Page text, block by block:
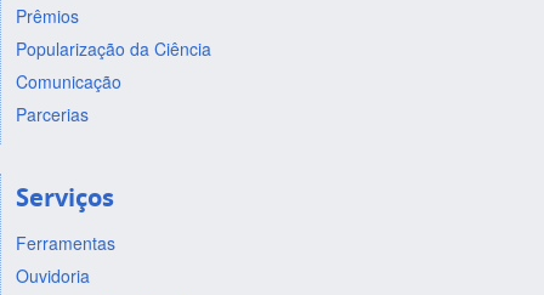
Prêmios
Popularização da Ciência
Comunicação
Parcerias
Serviços
Ferramentas
Ouvidoria